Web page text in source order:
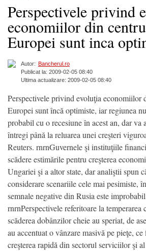
Perspectivele privind
economiilor din
Europei sunt inca
Autor: Bancherul.ro
Publicat la: 2009-02-05 08:40
Ultima actualizare: 2009-02-05 08:40
Perspectivele privind evoluţia economiilor
Europei sunt încă optimiste, iar regiunea
probabil cu o recesiune în acest an, dar va
întregi până la reluarea unei creşteri
Reuters. rnrnGuvernele şi instituţiile
scădere estimările pentru creşterea
Ungariei şi a altor state, dar analiştii spun
considerare scenariile cele mai pesimiste,
semnale negative din Rusia este
rnrnPerspectivele referitoare la temperarea
scăderea dobânzilor cheie au speriat, de
au accentuat o vânzare masivă pe pieţe, ce
creşterea rapidă din sectorul serviciilor şi